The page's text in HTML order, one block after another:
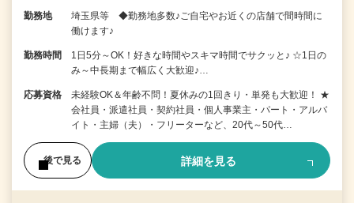
勤務地
埼玉県等 ◆勤務地多数♪ご自宅やお近くの店舗で間時間に
働けます♪
勤務時間
1日5分～OK！好きな時間やスキマ時間でサクッと♪ ☆1日の
み～中長期まで幅広く大歓迎♪…
応募資格
未経験OK＆年齢不問！夏休みの1回きり・単発も大歓迎！ ★
会社員・派遣社員・契約社員・個人事業主・パート・アルバ
イト・主婦（夫）・フリーターなど、20代～50代…
後で見る 詳細を見る